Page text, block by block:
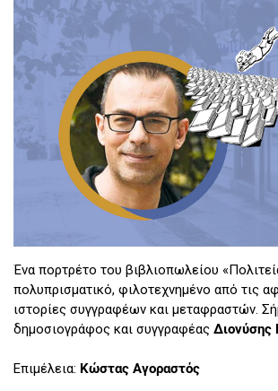
Ένα πορτρέτο του βιβλιοπωλείου
πολυπρισματικό, φιλοτεχνημένο από τις
ιστορίες συγγραφέων και μεταφραστών.
δημοσιογράφος και συγγραφέας Διονύσης
Επιμέλεια: Κώστας Αγοραστός